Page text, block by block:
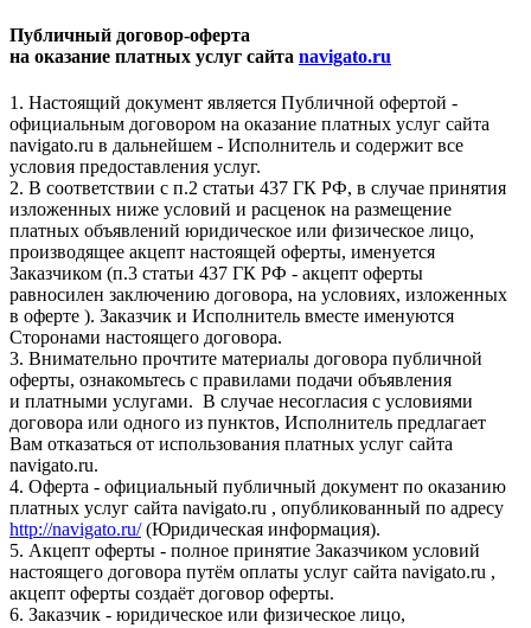
Публичный договор-оферта
на оказание платных услуг сайта navigato.ru
1. Настоящий документ является Публичной офертой -
официальным договором на оказание платных услуг сайта
navigato.ru в дальнейшем - Исполнитель и содержит все
условия предоставления услуг.
2. В соответствии с п.2 статьи 437 ГК РФ, в случае принятия
изложенных ниже условий и расценок на размещение
платных объявлений юридическое или физическое лицо,
производящее акцепт настоящей оферты, именуется
Заказчиком (п.3 статьи 437 ГК РФ - акцепт оферты
равносилен заключению договора, на условиях, изложенных
в оферте ). Заказчик и Исполнитель вместе именуются
Сторонами настоящего договора.
3. Внимательно прочтите материалы договора публичной
оферты, ознакомьтесь с правилами подачи объявления
и платными услугами. В случае несогласия с условиями
договора или одного из пунктов, Исполнитель предлагает
Вам отказаться от использования платных услуг сайта
navigato.ru.
4. Оферта - официальный публичный документ по оказанию
платных услуг сайта navigato.ru , опубликованный по адресу
http://navigato.ru/(Юридическая информация).
5. Акцепт оферты - полное принятие Заказчиком условий
настоящего договора путём оплаты услуг сайта navigato.ru ,
акцепт оферты создаёт договор оферты.
6. Заказчик - юридическое или физическое лицо,